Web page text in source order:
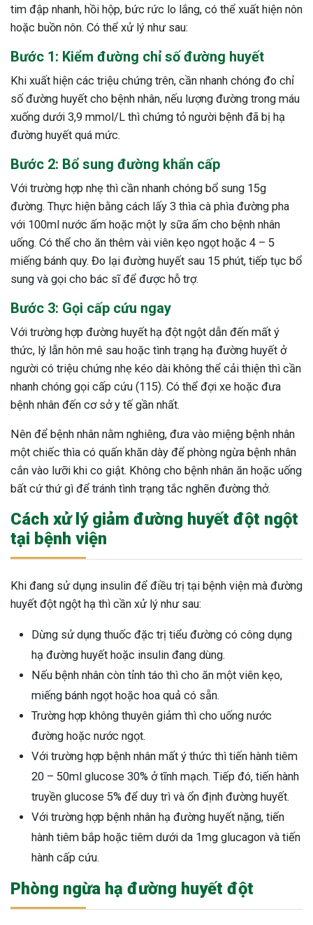
tim đập nhanh, hồi hộp, bức rức lo lắng, có thể xuất hiện nôn
hoặc buồn nôn. Có thể xử lý như sau:
Bước 1: Kiểm đường chỉ số đường huyết
Khi xuất hiện các triệu chứng trên, cần nhanh chóng đo chỉ
số đường huyết cho bệnh nhân, nếu lượng đường trong máu
xuống dưới 3,9 mmol/L thì chứng tỏ người bệnh đã bị hạ
đường huyết quá mức.
Bước 2: Bổ sung đường khẩn cấp
Với trường hợp nhẹ thì cần nhanh chóng bổ sung 15g
đường. Thực hiện bằng cách lấy 3 thìa cà phìa đường pha
với 100ml nước ấm hoặc một ly sữa ấm cho bệnh nhân
uống. Có thể cho ăn thêm vài viên kẹo ngọt hoặc 4 – 5
miếng bánh quy. Đo lại đường huyết sau 15 phút, tiếp tục bổ
sung và gọi cho bác sĩ để được hỗ trợ.
Bước 3: Gọi cấp cứu ngay
Với trường hợp đường huyết hạ đột ngột dẫn đến mất ý
thức, lý lẫn hôn mê sau hoặc tình trạng hạ đường huyết ở
người có triệu chứng nhẹ kéo dài không thể cải thiện thì cần
nhanh chóng gọi cấp cứu (115). Có thể đợi xe hoặc đưa
bệnh nhân đến cơ sở y tế gần nhất.
Nên để bệnh nhân nằm nghiêng, đưa vào miệng bệnh nhân
một chiếc thìa có quấn khăn dày để phòng ngừa bệnh nhân
cắn vào lưỡi khi co giật. Không cho bệnh nhân ăn hoặc uống
bất cứ thứ gì để tránh tình trạng tắc nghẽn đường thở.
Cách xử lý giảm đường huyết đột ngột
tại bệnh viện
Khi đang sử dụng insulin để điều trị tại bệnh viện mà đường
huyết đột ngột hạ thì cần xử lý như sau:
Dừng sử dụng thuốc đặc trị tiểu đường có công dụng
hạ đường huyết hoặc insulin đang dùng.
Nếu bệnh nhân còn tỉnh táo thì cho ăn một viên kẹo,
miếng bánh ngọt hoặc hoa quả có sẵn.
Trường hợp không thuyên giảm thì cho uống nước
đường hoặc nước ngọt.
Với trường hợp bệnh nhân mất ý thức thì tiến hành tiêm
20 – 50ml glucose 30% ở tĩnh mạch. Tiếp đó, tiến hành
truyền glucose 5% để duy trì và ổn định đường huyết.
Với trường hợp bệnh nhân hạ đường huyết nặng, tiến
hành tiêm bắp hoặc tiêm dưới da 1mg glucagon và tiến
hành cấp cứu.
Phòng ngừa hạ đường huyết đột